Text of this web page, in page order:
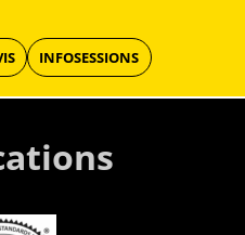
INFOSESSIONS